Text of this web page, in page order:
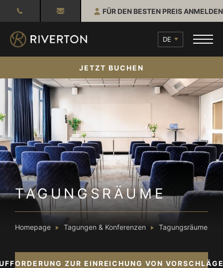
FÜR DEN BESTEN PREIS ANMELDEN
DE
JETZT BUCHEN
TAGUNGSRÄUME
Homepage Tagungen & Konferenzen Tagungsräume
ZUR EINREICHUNG VON